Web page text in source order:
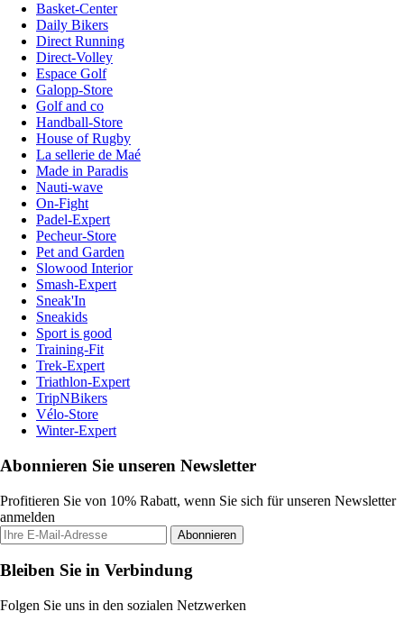
Basket-Center
Daily Bikers
Direct Running
Direct-Volley
Espace Golf
Galopp-Store
Golf and co
Handball-Store
House of Rugby
La sellerie de Maé
Made in Paradis
Nauti-wave
On-Fight
Padel-Expert
Pecheur-Store
Pet and Garden
Slowood Interior
Smash-Expert
Sneak'In
Sneakids
Sport is good
Training-Fit
Trek-Expert
Triathlon-Expert
TripNBikers
Vélo-Store
Winter-Expert
Abonnieren Sie unseren Newsletter
Profitieren Sie von 10% Rabatt, wenn Sie sich für unseren Newsletter
anmelden
Abonnieren
Bleiben Sie in Verbindung
Folgen Sie uns in den sozialen Netzwerken